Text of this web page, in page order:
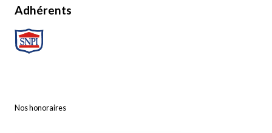
Adhérents
Nos honoraires